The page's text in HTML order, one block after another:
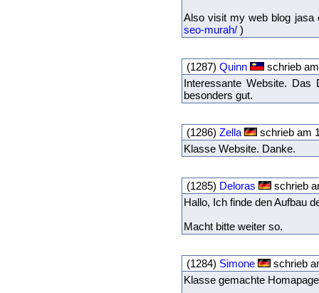
Also visit my web blog jasa
seo-murah/ )
(1287) Quinn
schrieb
Interessante Website. Das
besonders gut.
(1286) Zella
schrieb am
Klasse Website. Danke.
(1285) Deloras
schrieb
Hallo, Ich finde den Aufbau
Macht bitte weiter so.
(1284) Simone
schrieb
Klasse gemachte